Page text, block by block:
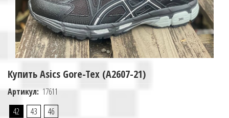
Купить Asics Gore-Tex (A2607-21)
Артикул: 17611
42
43 46